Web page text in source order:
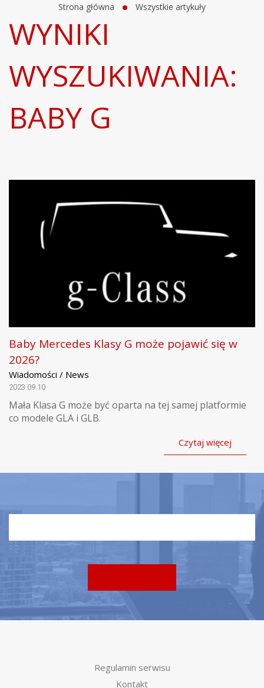
Strona główna Wszystkie artykuły
WYNIKI
WYSZUKIWANIA:
BABY G
Baby Mercedes Klasy G może pojawić się w
2026?
Wiadomości / News
2023.09.10
Mała Klasa G może być oparta na tej samej platformie
co modele GLA i GLB.
Czytaj więcej
Regulamin serwisu
Kontakt